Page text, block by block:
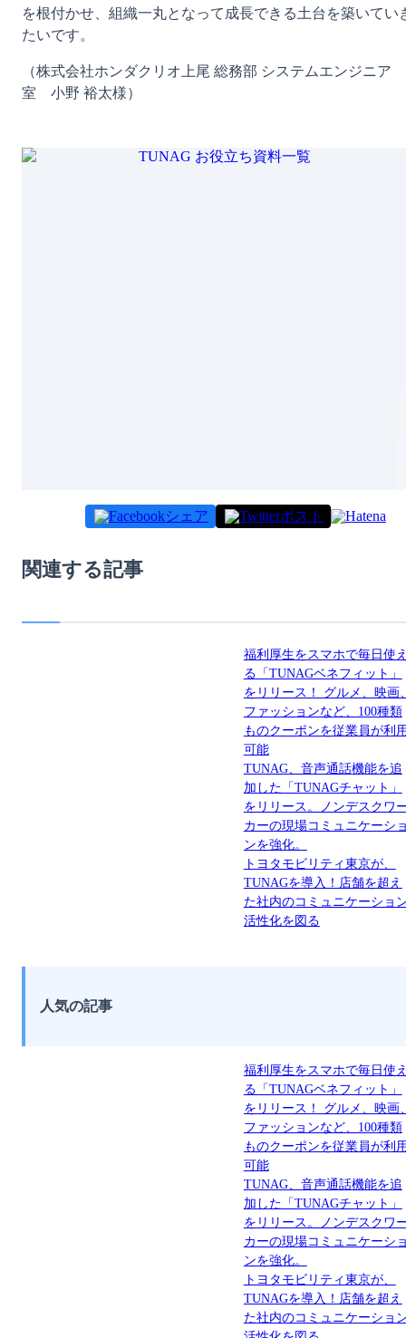
を根付かせ、組織一丸となって成長できる土台を築いてい
たいです。
（株式会社ホンダクリオ上尾 総務部 システムエンジニア
室　小野 裕太様）
シェア ポスト
関連する記事
福利厚生をスマホで毎日使
る「TUNAGベネフィット」
をリリース！ グルメ、映画
ファッションなど、100種類
ものクーポンを従業員が利
可能
TUNAG、音声通話機能を追
加した「TUNAGチャット」
をリリース。ノンデスクワ
カーの現場コミュニケーシ
ンを強化。
トヨタモビリティ東京が、
TUNAGを導入！店舗を超え
た社内のコミュニケーショ
活性化を図る
人気の記事
福利厚生をスマホで毎日使
る「TUNAGベネフィット」
をリリース！ グルメ、映画
ファッションなど、100種類
ものクーポンを従業員が利
可能
TUNAG、音声通話機能を追
加した「TUNAGチャット」
をリリース。ノンデスクワ
カーの現場コミュニケーシ
ンを強化。
トヨタモビリティ東京が、
TUNAGを導入！店舗を超え
た社内のコミュニケーショ